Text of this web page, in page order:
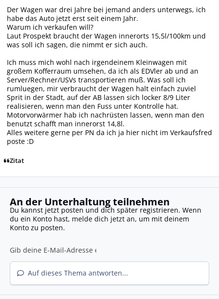
Der Wagen war drei Jahre bei jemand anders unterwegs, ich
habe das Auto jetzt erst seit einem Jahr.
Warum ich verkaufen will?
Laut Prospekt braucht der Wagen innerorts 15,5l/100km und
was soll ich sagen, die nimmt er sich auch.
Ich muss mich wohl nach irgendeinem Kleinwagen mit
großem Kofferraum umsehen, da ich als EDVler ab und an
Server/Rechner/USVs transportieren muß. Was soll ich
rumluegen, mir verbraucht der Wagen halt einfach zuviel
Sprit in der Stadt, auf der AB lassen sich locker 8/9 Liter
realisieren, wenn man den Fuss unter Kontrolle hat.
Motorvorwärmer hab ich nachrüsten lassen, wenn man den
benutzt schafft man innerorst 14,8l.
Alles weitere gerne per PN da ich ja hier nicht im Verkaufsfred
poste :D
Zitat
An der Unterhaltung teilnehmen
Du kannst jetzt posten und dich später registrieren. Wenn
du ein Konto hast, melde dich jetzt an, um mit deinem
Konto zu posten.
Auf dieses Thema antworten...